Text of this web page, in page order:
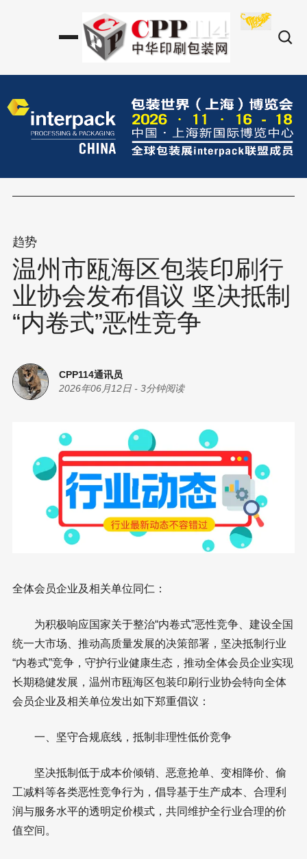
趋势
温州市瓯海区包装印刷行
业协会发布倡议 坚决抵制
“内卷式”恶性竞争
CPP114通讯员
2026年06月12日 - 3分钟阅读
全体会员企业及相关单位同仁：
为积极响应国家关于整治“内卷式”恶性竞争、建设全国
统一大市场、推动高质量发展的决策部署，坚决抵制行业
“内卷式”竞争，守护行业健康生态，推动全体会员企业实现
长期稳健发展，温州市瓯海区包装印刷行业协会特向全体
会员企业及相关单位发出如下郑重倡议：
一、坚守合规底线，抵制非理性低价竞争
坚决抵制低于成本价倾销、恶意抢单、变相降价、偷
工减料等各类恶性竞争行为，倡导基于生产成本、合理利
润与服务水平的透明定价模式，共同维护全行业合理的价
值空间。